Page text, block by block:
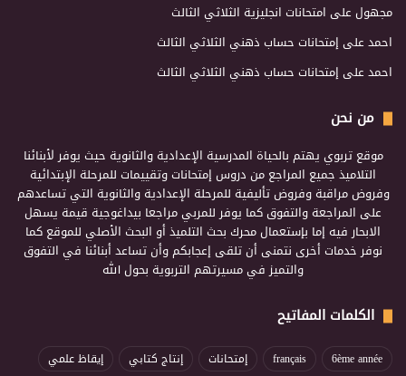
مجهولعلى امتحانات انجليزية الثلاثي الثالث
احمدعلى إمتحانات حساب ذهني الثلاثي الثالث
احمدعلى إمتحانات حساب ذهني الثلاثي الثالث
من نحن
موقع تربوي يهتم بالحياة المدرسية الإعدادية والثانوية حيث يوفر لأبنائنا
التلاميذ جميع المراجع من دروس إمتحانات وتقييمات للمرحلة الإبتدائية
وفروض مراقبة وفروض تأليفية للمرحلة الإعدادية والثانوية التي تساعدهم
على المراجعة والتفوق كما يوفر للمربي مراجعا بيداغوجية قيمة يسهل
الابحار فيه إما بإستعمال محرك بحث التلميذ أو البحث الأصلي للموقع كما
نوفر خدمات أخرى نتمنى أن تلقى إعجابكم وأن تساعد أبنائنا في التفوق
والتميز في مسيرتهم التربوية بحول الله
الكلمات المفاتيح
6ème année
français إمتحانات إنتاج كتابي
إيقاظ علمي